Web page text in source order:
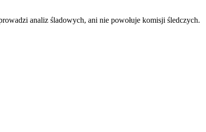
analiz śladowych, ani nie powołuje komisji śledczych.